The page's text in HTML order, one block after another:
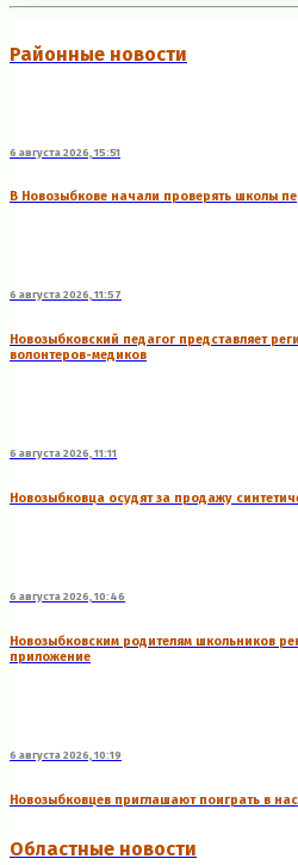
Районные новости
6 августа 2026, 15:51
В Новозыбкове начали проверять школы
6 августа 2026, 11:57
Новозыбковский педагог представляет
волонтеров-медиков
6 августа 2026, 11:11
Новозыбковца осудят за продажу
6 августа 2026, 10:46
Новозыбковским родителям школьников
приложение
6 августа 2026, 10:19
Новозыбковцев приглашают поиграть в
Областные новости